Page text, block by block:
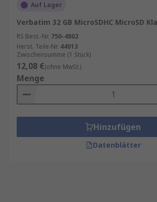
Auf Lager
Verbatim 32 GB MicroSDHC MicroSD
RS Best.-Nr. 750-4802
Herst. Teile-Nr. 44013
Zwischensumme (1 Stück)
12,08 €(ohne MwSt.)
Menge
Hinzufügen
Datenblätter